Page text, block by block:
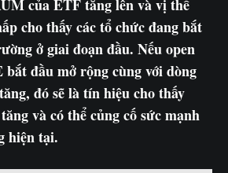
của ETF tăng lên và vị thế
cho thấy các tổ chức đang bắt
ở giai đoạn đầu. Nếu open
đầu mở rộng cùng với dòng
đó sẽ là tín hiệu cho thấy
và có thể củng cố sức mạnh
hiện tại.